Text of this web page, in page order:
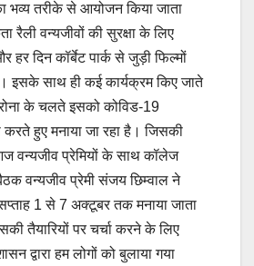
भव्य तरीके से आयोजन किया जाता
रैली वन्यजीवों की सुरक्षा के लिए
हर दिन कॉर्बेट पार्क से जुड़ी फिल्मों
इसके साथ ही कई कार्यक्रम किए जाते
के चलते इसको कोविड-19
करते हुए मनाया जा रहा है। जिसकी
वन्यजीव प्रेमियों के साथ कॉलेज
वन्यजीव प्रेमी संजय छिम्वाल ने
1 से 7 अक्टूबर तक मनाया जाता
तैयारियों पर चर्चा करने के लिए
द्वारा हम लोगों को बुलाया गया